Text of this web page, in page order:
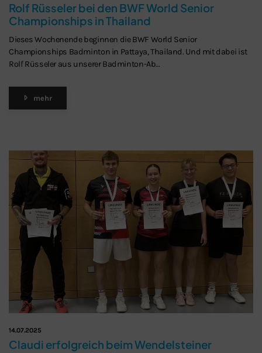
Rolf Rüsseler bei den BWF World Senior
Championships in Thailand
Dieses Wochenende beginnen die BWF World Senior
Championships Badminton in Pattaya, Thailand. Und mit dabei ist
Rolf Rüsseler aus unserer Badminton-Ab…
mehr
14.07.2025
Claudi erfolgreich beim Wendelsteiner